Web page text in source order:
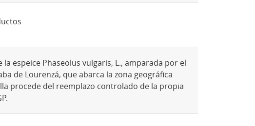
espeice Phaseolus vulgaris, L., amparada por el
de Lourenzá, que abarca la zona geográfica
procede del reemplazo controlado de la propia